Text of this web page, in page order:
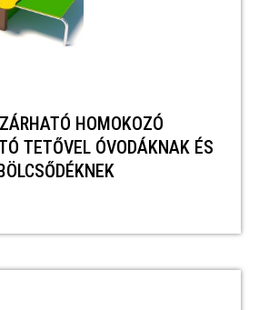
HOMOKOZÓ
TETŐVEL ÓVODÁKNAK ÉS